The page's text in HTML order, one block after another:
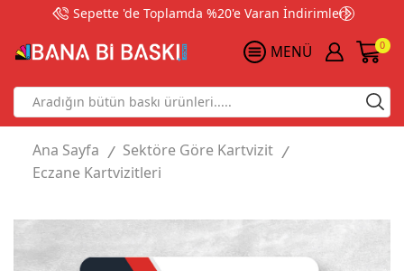
Sepette 'de Toplamda %20'e Varan İndirimler!
MENÜ 0
Search
input
Ana Sayfa / Sektöre Göre Kartvizit /
Eczane Kartvizitleri